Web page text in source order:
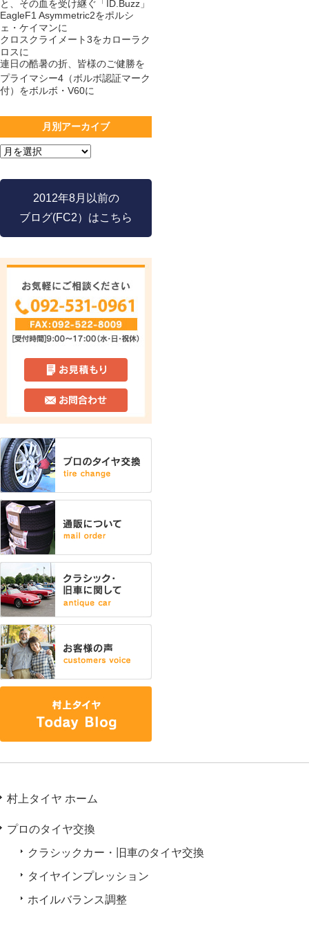
と、その血を受け継ぐ「ID.Buzz」
EagleF1 Asymmetric2をポルシ
ェ・ケイマンに
クロスクライメート3をカローラク
ロスに
連日の酷暑の折、皆様のご健勝を
プライマシー4（ボルボ認証マーク
付）をボルボ・V60に
月別アーカイブ
2012年8月以前の
ブログ(FC2）はこちら
村上タイヤ ホーム
プロのタイヤ交換
クラシックカー・旧車のタイヤ交換
タイヤインプレッション
ホイルバランス調整